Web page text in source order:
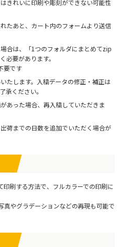
きれいに印刷や彫刻ができない可能性
たあと、カート内のフォームより送信
合は、「1つのフォルダにまとめてzip
必要があります。
要です
たします。入稿データの修正・補正は
承ください。
あった場合、再入稿していただきま
荷までの日数を追加でいただく場合が
刷する方法で、フルカラーでの印刷に
真やグラデーションなどの再現も可能で